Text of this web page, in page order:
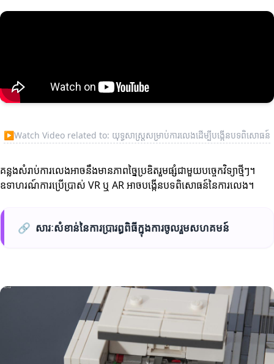
▶Watch Video related to: យុទ្ធសាស្ត្រសម្រាប់ការលេងដើម្បីបង្កើនបទពិសោធន៍
គន្លងសំរាប់ការលេងអាចនឹងមានភាពច្នៃប្រឌិតរួមផ្សំជាមួយបច្ចេកវិទ្យាថ្មីៗ។
ឧទាហរណ៍ការប្រើប្រាស់ VR ឬ AR អាចបង្កើនបទពិសោធន៍នៃការលេង។
🔗 សារៈសំខាន់នៃការប្រារព្ធពិធីក្នុងការចូលរួមសហគមន៍